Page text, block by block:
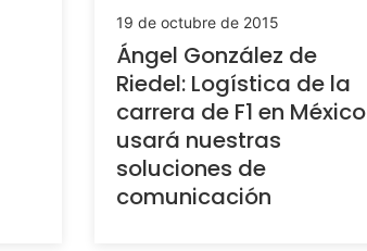
19 de octubre de 2015
Ángel González de
Riedel: Logística de la
carrera de F1 en México
usará nuestras
soluciones de
comunicación